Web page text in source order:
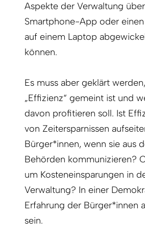
Aspekte der Verwaltung
Smartphone-App oder
auf einem Laptop
können.
Es muss aber geklärt
„Effizienz“ gemeint ist und
davon profitieren soll. Ist
von Zeitersparnissen
Bürger*innen, wenn sie aus
Behörden kommunizieren?
um Kosteneinsparungen in
Verwaltung? In einer
Erfahrung der Bürger*innen
sein.